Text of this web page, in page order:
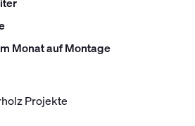
Monat auf Montage
Projekte